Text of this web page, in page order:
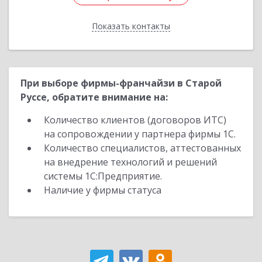
Показать контакты
Назад
При выборе фирмы-франчайзи в Старой
Руссе, обратите внимание на:
Количество клиентов (договоров ИТС)
на сопровождении у партнера фирмы 1С.
Количество специалистов, аттестованных
на внедрение технологий и решений
системы 1С:Предприятие.
Наличие у фирмы статуса